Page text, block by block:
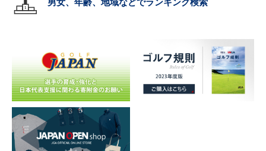
男女、年齢、地域などでランキング検索